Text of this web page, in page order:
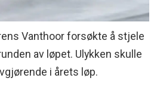
Vanthoor forsøkte å stjele
av løpet. Ulykken skulle
i årets løp.